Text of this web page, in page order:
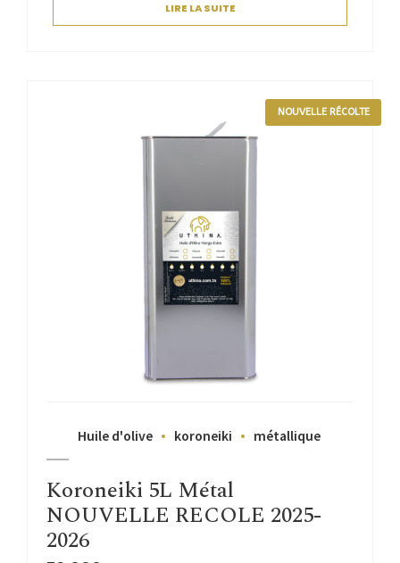
LIRE LA SUITE
NOUVELLE RÉCOLTE
Huile d'olive koroneiki métallique
Koroneiki 5L Métal
NOUVELLE RECOLE 2025-
2026